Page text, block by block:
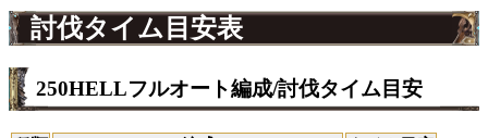
討伐タイム目安表
250HELLフルオート編成/討伐タイム目安